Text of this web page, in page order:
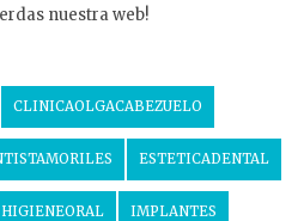
nuestra web!
CLINICAOLGACABEZUELO
ESTETICADENTAL
HIGIENEORAL IMPLANTES